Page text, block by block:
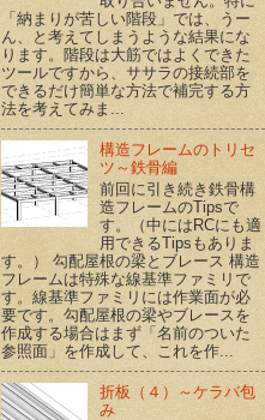
「納まりが苦しい階段」では、うー
ん、と考えてしまうような結果にな
ります。階段は大筋ではよくできた
ツールですから、ササラの接続部を
できるだけ簡単な方法で補完する方
法を考えてみま...
構造フレームのトリセ
ツ～鉄骨編
前回に引き続き鉄骨構
造フレームのTipsで
す。（中にはRCにも適
用できるTipsもありま
す。） 勾配屋根の梁とブレース 構造
フレームは特殊な線基準ファミリで
す。線基準ファミリには作業面が必
要です。勾配屋根の梁やブレースを
作成する場合はまず「名前のついた
参照面」を作成して、これを作...
折板（４）～ケラバ包
み